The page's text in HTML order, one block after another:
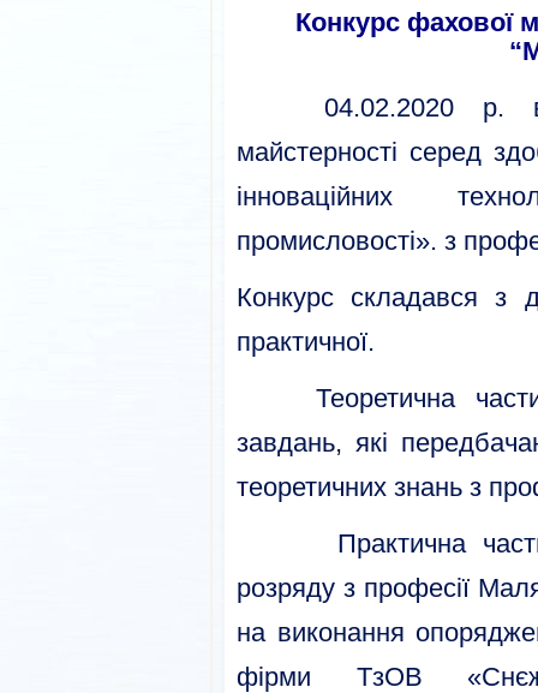
Конкурс фахової
04.02.2020 р.
майстерності серед
інноваційних
промисловості». з
Конкурс складався з
практичної.
Теоретична
завдань, які
теоретичних знань з
Практична
розряду з професії
на виконання
фірми ТзОВ